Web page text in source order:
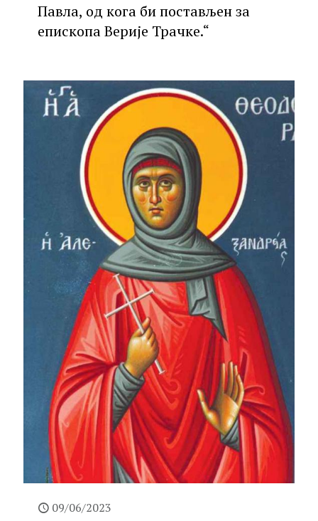
Павла, од кога би постављен за
епископа Верије Трачке.“
09/06/2023